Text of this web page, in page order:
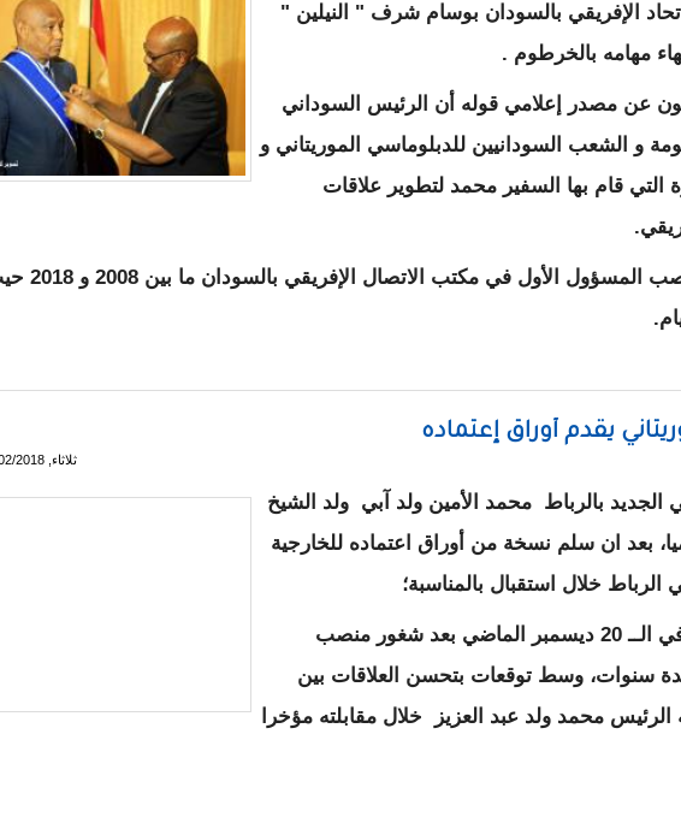
الإفريقي بالسودان بوسام شرف " النيلين "
مهامه بالخرطوم .
عن مصدر إعلامي قوله أن الرئيس السوداني
و الشعب السودانيين للدبلوماسي الموريتاني و
التي قام بها السفير محمد لتطوير علاقات
هذا و كان قد شغل منصب المسؤول الأول في مكتب
السوداني يوشح دبلوماسيا موريتانيا (صور)
يقدم أوراق إعتماده
ثلاثاء, 27/02/2018 - 18:44
الجديد بالرباط محمد الأمين ولد آبي ولد الشيخ
بعد ان سلم نسخة من أوراق اعتماده للخارجية
الرباط خلال استقبال بالمناسبة؛
وكان ولد آبي قد عين في الــ 20 ديسمبر الماضي بعد شغور منصب
سنوات، وسط توقعات بتحسن العلاقات بين
الرئيس محمد ولد عبد العزيز خلال مقابلته مؤخرا